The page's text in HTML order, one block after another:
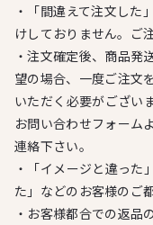
・「間違えて注文した
けしておりません。ご
・注文確定後、商品発
望の場合、一度ご注文
いただく必要がござい
お問い合わせフォーム
連絡下さい。
・「イメージと違った
た」などのお客様のご
・お客様都合での返品